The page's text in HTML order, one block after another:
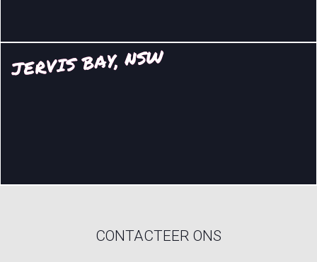
JERVIS BAY, NSW
CONTACTEER ONS